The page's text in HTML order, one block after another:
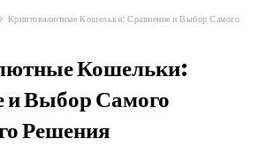
Криптовалютные Кошельки: Сравнение и Выбор Самого
Кошельки:
и Выбор Самого
Решения